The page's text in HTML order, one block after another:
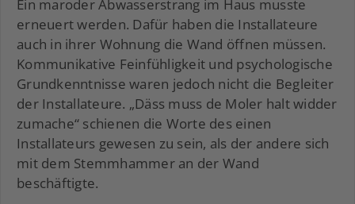
Ein maroder Abwasserstrang im Haus musste
erneuert werden. Dafür haben die Installateure
auch in ihrer Wohnung die Wand öffnen müssen.
Kommunikative Feinfühligkeit und psychologische
Grundkenntnisse waren jedoch nicht die Begleiter
der Installateure. „Däss muss de Moler halt widder
zumache“ schienen die Worte des einen
Installateurs gewesen zu sein, als der andere sich
mit dem Stemmhammer an der Wand
beschäftigte.